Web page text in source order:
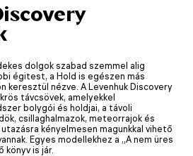
dolgok szabad szemmel alig
égitest, a Hold is egészen más
keresztül nézve. A Levenhuk Discovery
távcsövek, amelyekkel
bolygói és holdjai, a távoli
csillaghalmazok, meteorrajok és
kényelmesen magunkkal vihető
Egyes modellekhez a „A nem üres
is jár.